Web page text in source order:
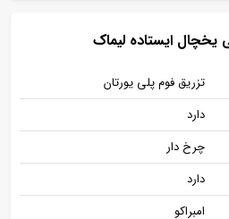
ایستاده لیماک
تزریق فوم پلی یورتان
دارد
چرخ دار
دارد
امبراکو